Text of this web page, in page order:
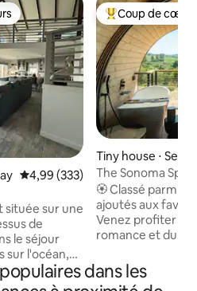
les plus appréciés
Évaluation moyenne sur la
4,99 (333)
située sur une
de
le séjour
sur l'océan,
atterrir sur
Coups de cœur
Coup de cœur
Tiny house ⋅
The Sonoma
+ Sauna
🏵️ Classé parmi
ajoutés aux favoris
Venez profiter
romance et du
magnifique
construite par
dans les